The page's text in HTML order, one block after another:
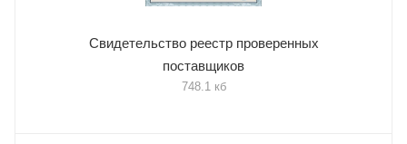
Свидетельство реестр проверенных
поставщиков
748.1 кб